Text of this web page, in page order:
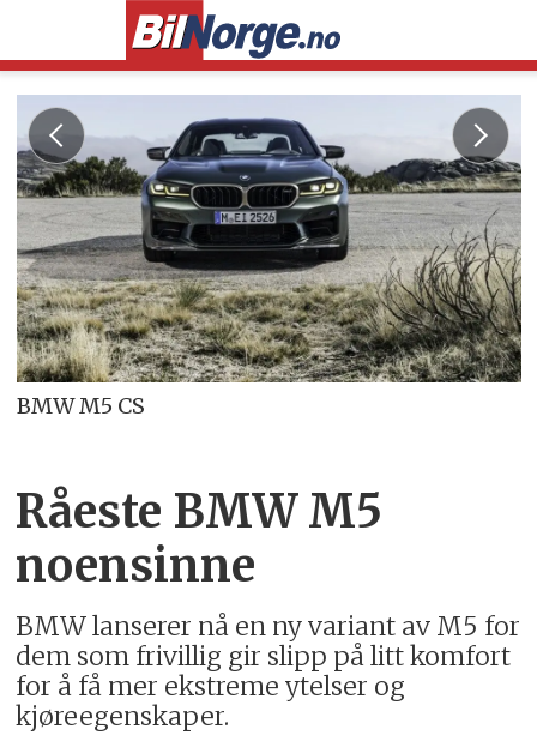
BMW M5 CS
Råeste BMW M5
noensinne
BMW lanserer nå en ny variant av M5 for
dem som frivillig gir slipp på litt komfort
for å få mer ekstreme ytelser og
kjøreegenskaper.